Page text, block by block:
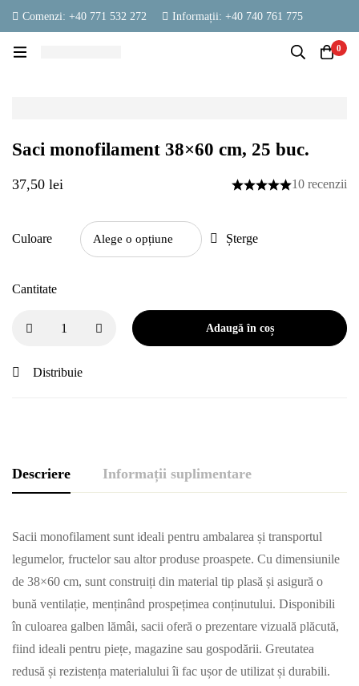
Comenzi: +40 771 532 272
Informații: +40 740 761 775
Sâmbătă: 06:00 - 13:00
0
Saci monofilament 38×60 cm, 25 buc.
37,50 lei 10 recenzii
Culoare Șterge
Cantitate
Adaugă în coș
Distribuie
Descriere Informații suplimentare
Sacii monofilament sunt ideali pentru ambalarea și transportul
legumelor, fructelor sau altor produse proaspete. Cu dimensiunile
de 38×60 cm, sunt construiți din material tip plasă și asigură o
bună ventilație, menținând prospețimea conținutului. Disponibili
în culoarea galben lămâi, sacii oferă o prezentare vizuală plăcută,
fiind ideali pentru piețe, magazine sau gospodării. Greutatea
redusă și rezistența materialului îi fac ușor de utilizat și durabili.